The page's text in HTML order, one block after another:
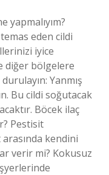
yapmalıyım?
eden cildi
iyice
diğer bölgelere
Yanmış
Bu cildi soğutacak
Böcek ilaç
Pestisit
kendini
verir mi? Kokusuz